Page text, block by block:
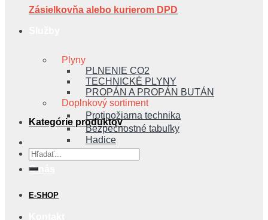
Plyny
PLNENIE CO2
TECHNICKÉ PLYNY
PROPÁN A PROPÁN BUTÁN
Doplnkový sortiment
Protipožiarna technika
Bezpečnostné tabuľky
Hadice
O nás
Zásielkovňa alebo kurierom DPD
Kategórie produktov
Hľadať:
E-SHOP